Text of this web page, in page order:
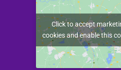
Click to accept
cookies and enable this